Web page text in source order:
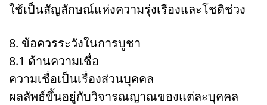
ใช้เป็นสัญลักษณ์แห่งความรุ่งเรืองและโชติช่วง
8. ข้อควรระวังในการบูชา
8.1 ด้านความเชื่อ
ความเชื่อเป็นเรื่องส่วนบุคคล
ผลลัพธ์ขึ้นอยู่กับวิจารณญาณของแต่ละบุคคล